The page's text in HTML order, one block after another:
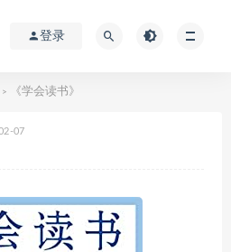
登录
> 《学会读书》
07